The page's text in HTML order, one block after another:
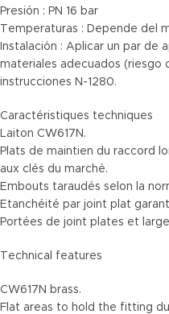
Presión : PN 16 bar
Temperaturas : Depende del
Instalación : Aplicar un par de
materiales adecuados (riesgo
instrucciones N-1280.
Caractéristiques techniques
Laiton CW617N.
Plats de maintien du raccord
aux clés du marché.
Embouts taraudés selon la
Etanchéité par joint plat
Portées de joint plates et
Technical features
CW617N brass.
Flat areas to hold the fitting